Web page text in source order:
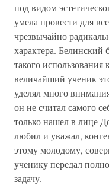
под видом
умела провести для
чрезвычайно
характера.
такого
величайший ученик
уделял много
он не считал самого
только нашел в лице
любил и уважал,
этому молодому,
ученику передал
задачу.